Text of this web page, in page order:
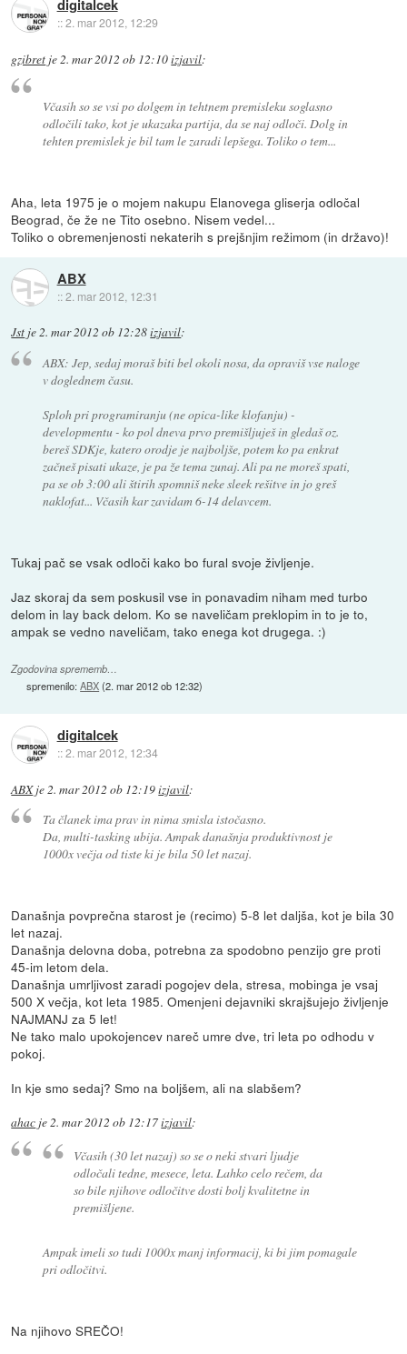
digitalcek
::2. mar 2012, 12:29
gzibret je2. mar 2012 ob 12:10izjavil:
Včasih so se vsi po dolgem in tehtnem premisleku soglasno
odločili tako, kot je ukazaka partija, da se naj odloči. Dolg in
tehten premislek je bil tam le zaradi lepšega. Toliko o tem...
Aha, leta 1975 je o mojem nakupu Elanovega gliserja odločal
Beograd, če že ne Tito osebno. Nisem vedel...
Toliko o obremenjenosti nekaterih s prejšnjim režimom (in državo)!
ABX
::2. mar 2012, 12:31
Jst je2. mar 2012 ob 12:28izjavil:
ABX: Jep, sedaj moraš biti bel okoli nosa, da opraviš vse naloge
v doglednem času.
Sploh pri programiranju (ne opica-like klofanju) -
developmentu - ko pol dneva prvo premišljuješ in gledaš oz.
bereš SDKje, katero orodje je najboljše, potem ko pa enkrat
začneš pisati ukaze, je pa že tema zunaj. Ali pa ne moreš spati,
pa se ob 3:00 ali štirih spomniš neke sleek rešitve in jo greš
naklofat... Včasih kar zavidam 6-14 delavcem.
Tukaj pač se vsak odloči kako bo fural svoje življenje.
Jaz skoraj da sem poskusil vse in ponavadim niham med turbo
delom in lay back delom. Ko se naveličam preklopim in to je to,
ampak se vedno naveličam, tako enega kot drugega. :)
Zgodovina sprememb…
spremenilo:ABX(2. mar 2012 ob 12:32)
digitalcek
::2. mar 2012, 12:34
ABXje2. mar 2012 ob 12:19izjavil:
Ta članek ima prav in nima smisla istočasno.
Da, multi-tasking ubija. Ampak današnja produktivnost je
1000x večja od tiste ki je bila 50 let nazaj.
Današnja povprečna starost je (recimo) 5-8 let daljša, kot je bila 30
let nazaj.
Današnja delovna doba, potrebna za spodobno penzijo gre proti
45-im letom dela.
Današnja umrljivost zaradi pogojev dela, stresa, mobinga je vsaj
500 X večja, kot leta 1985. Omenjeni dejavniki skrajšujejo življenje
NAJMANJ za 5 let!
Ne tako malo upokojencev nareč umre dve, tri leta po odhodu v
pokoj.
In kje smo sedaj? Smo na boljšem, ali na slabšem?
ahac je2. mar 2012 ob 12:17izjavil:
Včasih (30 let nazaj) so se o neki stvari ljudje
odločali tedne, mesece, leta. Lahko celo rečem, da
so bile njihove odločitve dosti bolj kvalitetne in
premišljene.
Ampak imeli so tudi 1000x manj informacij, ki bi jim pomagale
pri odločitvi.
Na njihovo SREČO!